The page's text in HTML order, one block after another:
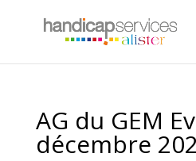
AG du GEM
décembre